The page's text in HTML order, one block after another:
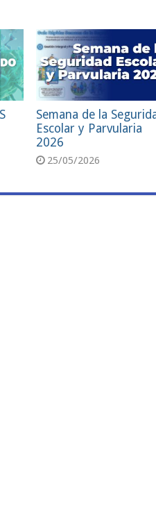
Semana de la
Escolar y Parvularia
2026
25/05/2026